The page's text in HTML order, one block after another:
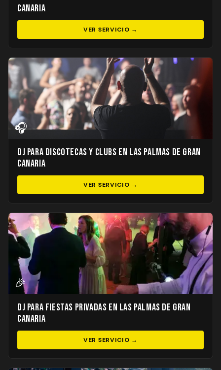
Canaria
VER SERVICIO →
🎧
DJ para Discotecas y Clubs en Las Palmas de Gran
Canaria
VER SERVICIO →
🎉
DJ para Fiestas Privadas en Las Palmas de Gran
Canaria
VER SERVICIO →